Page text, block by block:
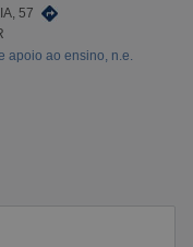
57
apoio ao ensino, n.e.